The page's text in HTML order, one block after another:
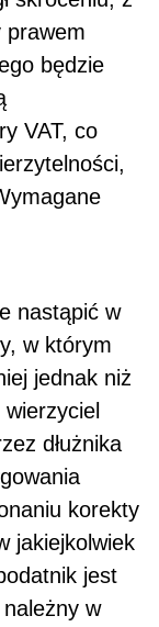
prawem
będzie
VAT, co
nastąpić w
w którym
jednak niż
dłużnika
korekty
jakiejkolwiek
jest
w